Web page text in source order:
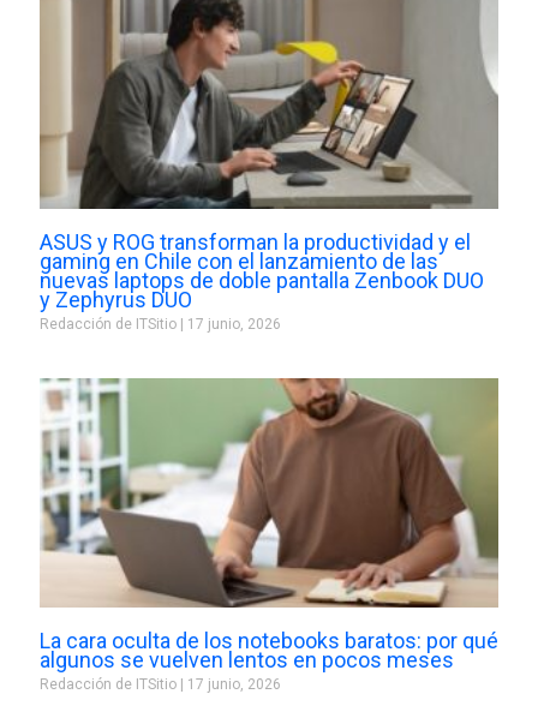
ASUS y ROG transforman la productividad y el
gaming en Chile con el lanzamiento de las
nuevas laptops de doble pantalla Zenbook DUO
y Zephyrus DUO
Redacción de ITSitio 17 junio, 2026
La cara oculta de los notebooks baratos: por qué
algunos se vuelven lentos en pocos meses
Redacción de ITSitio 17 junio, 2026